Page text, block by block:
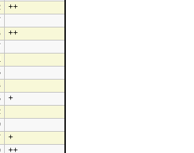
++
++
+
+
++